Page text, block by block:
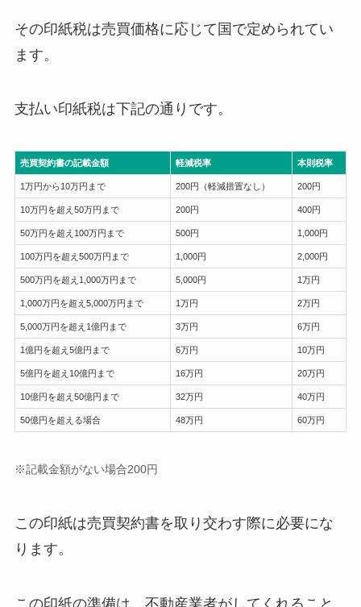
その印紙税は売買価格に応じて国で定められてい
ます。
支払い印紙税は下記の通りです。
売買契約書の記載金額 軽減税率 本則税率
1万円から10万円まで 200円（軽減措置なし） 200円
10万円を超え50万円まで 200円 400円
50万円を超え100万円まで 500円 1,000円
100万円を超え500万円まで 1,000円 2,000円
500万円を超え1,000万円まで 5,000円 1万円
1,000万円を超え5,000万円まで 1万円 2万円
5,000万円を超え1億円まで 3万円 6万円
1億円を超え5億円まで 6万円 10万円
5億円を超え10億円まで 16万円 20万円
10億円を超え50億円まで 32万円 40万円
50億円を超える場合 48万円 60万円
※記載金額がない場合200円
この印紙は売買契約書を取り交わす際に必要にな
ります。
この印紙の準備は、不動産業者がしてくれること